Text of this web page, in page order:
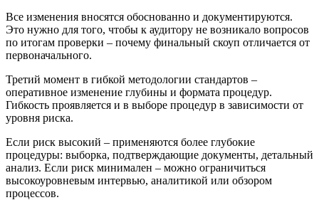
Все изменения вносятся обоснованно и документируются.
Это нужно для того, чтобы к аудитору не возникало вопросов
по итогам проверки – почему финальный скоуп отличается от
первоначального.
Третий момент в гибкой методологии стандартов –
оперативное изменение глубины и формата процедур.
Гибкость проявляется и в выборе процедур в зависимости от
уровня риска.
Если риск высокий – применяются более глубокие
процедуры: выборка, подтверждающие документы, детальный
анализ. Если риск минимален – можно ограничиться
высокоуровневым интервью, аналитикой или обзором
процессов.